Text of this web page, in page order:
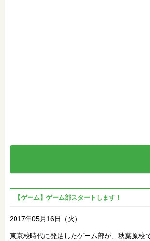
【ゲーム】ゲーム部スタートします！
2017年05月16日（火）
東京校時代に発足したゲーム部が、秋葉原校